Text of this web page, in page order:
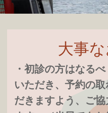
大事
・初診の方はなるべ
いただき、予約の
だきますよう、ご